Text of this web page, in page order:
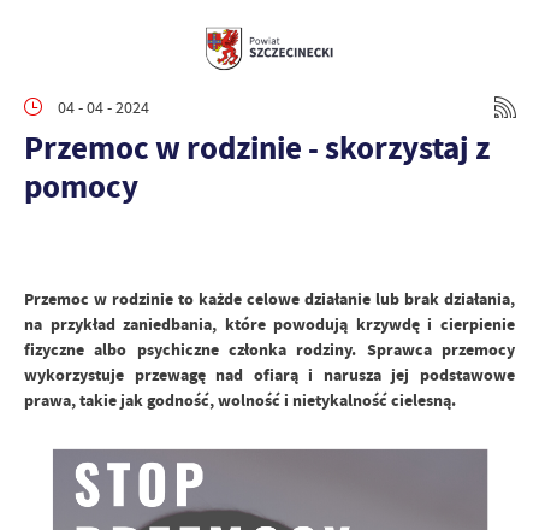
04 - 04 - 2024
Przemoc w rodzinie - skorzystaj z
pomocy
Przemoc w rodzinie to każde celowe działanie lub brak działania,
na przykład zaniedbania, które powodują krzywdę i cierpienie
fizyczne albo psychiczne członka rodziny. Sprawca przemocy
wykorzystuje przewagę nad ofiarą i narusza jej podstawowe
prawa, takie jak godność, wolność i nietykalność cielesną.